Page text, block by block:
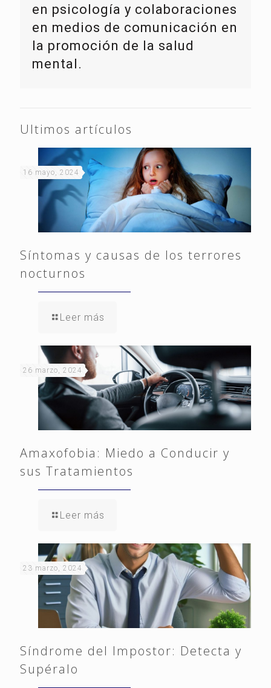
en psicología y colaboraciones
en medios de comunicación en
la promoción de la salud
mental.
Ultimos artículos
16 mayo, 2024
Síntomas y causas de los terrores
nocturnos
Leer más
26 marzo, 2024
Amaxofobia: Miedo a Conducir y
sus Tratamientos
Leer más
23 marzo, 2024
Síndrome del Impostor: Detecta y
Supéralo